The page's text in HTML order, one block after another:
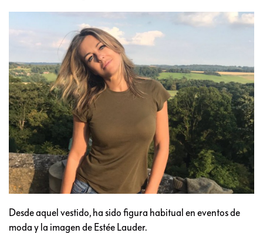
Desde aquel vestido, ha sido figura habitual en eventos de
moda y la imagen de Estée Lauder.